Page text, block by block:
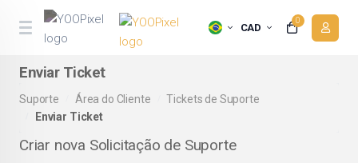
CAD
0
Enviar Ticket
Suporte Área do Cliente
Tickets de Suporte
Enviar Ticket
Criar nova Solicitação de Suporte